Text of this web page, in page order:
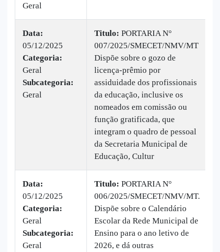
Geral
Data:
05/12/2025
Categoria:
Geral
Subcategoria:
Geral
Titulo: PORTARIA N°
007/2025/SMECET/NMV/MT
Dispõe sobre o gozo de
licença-prêmio por
assiduidade dos profissionais
da educação, inclusive os
nomeados em comissão ou
função gratificada, que
integram o quadro de pessoal
da Secretaria Municipal de
Educação, Cultur
Data:
05/12/2025
Categoria:
Geral
Subcategoria:
Geral
Titulo: PORTARIA N°
006/2025/SMECET/NMV/MT.
Dispõe sobre o Calendário
Escolar da Rede Municipal de
Ensino para o ano letivo de
2026, e dá outras